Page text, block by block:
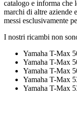
catalogo e informa che
marchi di altre aziende
messi esclusivamente
I nostri ricambi non
Yamaha T-Max
Yamaha T-Max
Yamaha T-Max
Yamaha T-Max
Yamaha T-Max